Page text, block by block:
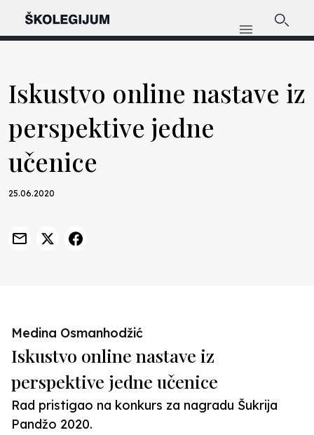
Iskustvo online nastave iz
perspektive jedne
učenice
25.06.2020
Medina Osmanhodžić
Iskustvo online nastave iz
perspektive jedne učenice
Rad pristigao na konkurs za nagradu Šukrija
Pandžo 2020.